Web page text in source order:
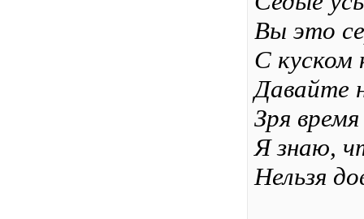
Вы это
С куском
Давайте
Зря
Я знаю,
Нельзя